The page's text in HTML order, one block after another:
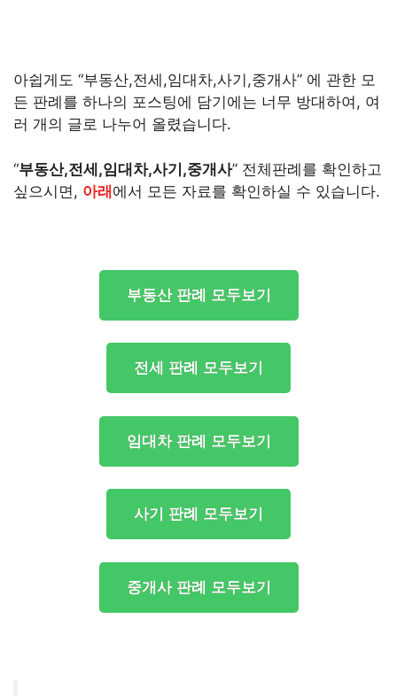
아쉽게도 “부동산,전세,임대차,사기,중개사” 에 관한 모
든 판례를 하나의 포스팅에 담기에는 너무 방대하여, 여
러 개의 글로 나누어 올렸습니다.
“부동산,전세,임대차,사기,중개사” 전체판례를 확인하고
싶으시면, 아래에서 모든 자료를 확인하실 수 있습니다.
부동산 판례 모두보기
전세 판례 모두보기
임대차 판례 모두보기
사기 판례 모두보기
중개사 판례 모두보기